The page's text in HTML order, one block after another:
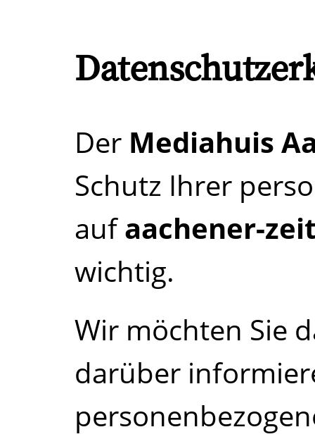
Der Mediahuis
Schutz Ihrer
aufaachener-
wichtig.
Wir möchten Sie
darüber